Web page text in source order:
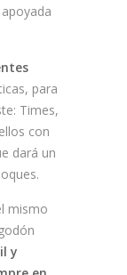
para
Times,
con
dará un
mismo
y